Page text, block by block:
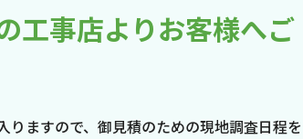
工事店よりお客様へご
りますので、御見積のための現地調査日程を